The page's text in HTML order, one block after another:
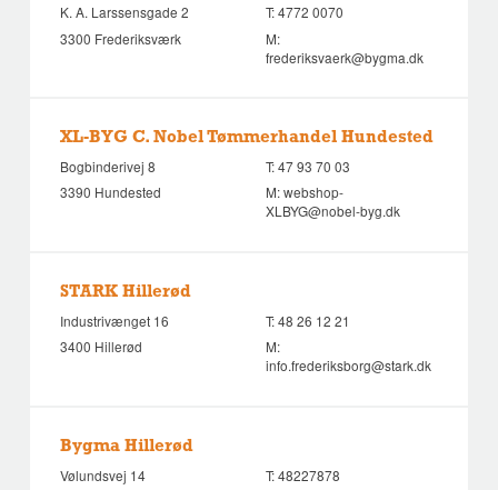
K. A. Larssensgade 2
3300 Frederiksværk
T:4772 0070
M:
frederiksvaerk@bygma.dk
XL-BYG C. Nobel Tømmerhandel Hundested
Bogbinderivej 8
3390 Hundested
T:47 93 70 03
M:webshop-
XLBYG@nobel-byg.dk
STARK Hillerød
Industrivænget 16
3400 Hillerød
T:48 26 12 21
M:
info.frederiksborg@stark.dk
Bygma Hillerød
Vølundsvej 14
T:48227878